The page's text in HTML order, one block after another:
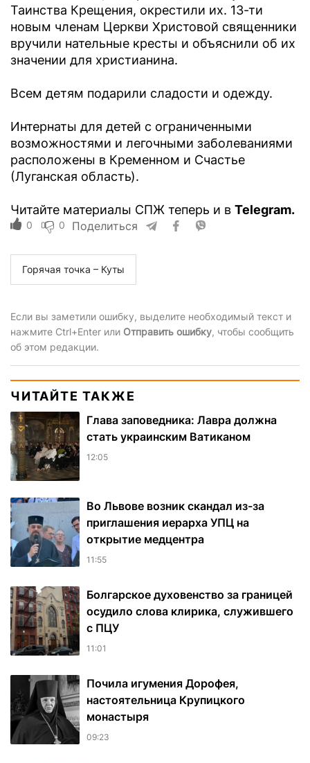
Таинства Крещения, окрестили их. 13-ти
новым членам Церкви Христовой священники
вручили нательные кресты и объяснили об их
значении для христианина.
Всем детям подарили сладости и одежду.
Интернаты для детей с ограниченными
возможностями и легочными заболеваниями
расположены в Кременном и Счастье
(Луганская область).
Читайте материалы СПЖ теперь и в Telegram.
0 0 Поделиться
Горячая точка – Куты
Если вы заметили ошибку, выделите необходимый текст и
нажмите Ctrl+Enter или Отправить ошибку, чтобы сообщить
об этом редакции.
ЧИТАЙТЕ ТАКЖЕ
Глава заповедника: Лавра должна
стать украинским Ватиканом
12:05
Во Львове возник скандал из-за
приглашения иерарха УПЦ на
открытие медцентра
11:55
Болгарское духовенство за границей
осудило слова клирика, служившего
с ПЦУ
11:01
Почила игумения Дорофея,
настоятельница Крупицкого
монастыря
09:23